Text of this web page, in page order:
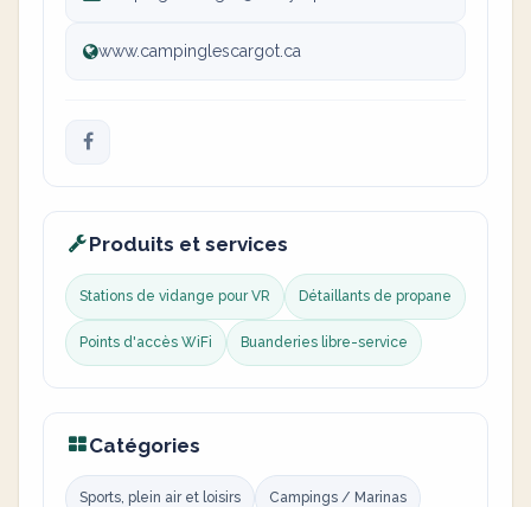
www.campinglescargot.ca
Produits et services
Stations de vidange pour VR Détaillants de propane
Points d'accès WiFi Buanderies libre-service
Catégories
Sports, plein air et loisirs Campings / Marinas